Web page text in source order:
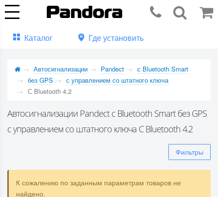
Каталог Где установить
Автосигнализации Pandect
с Bluetooth Smart
без GPS
с управлением со штатного ключа
С Bluetooth 4.2
Автосигнализации Pandect с Bluetooth Smart без GPS
с управлением со штатного ключа С Bluetooth 4.2
Фильтры
К сожалению по заданным параметрам товаров не
найдено.